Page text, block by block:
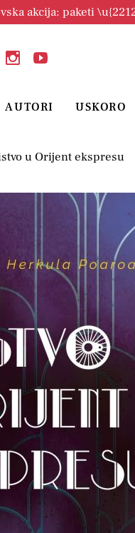
akcija: paketi
AUTORI USKORO
u Orijent ekspresu